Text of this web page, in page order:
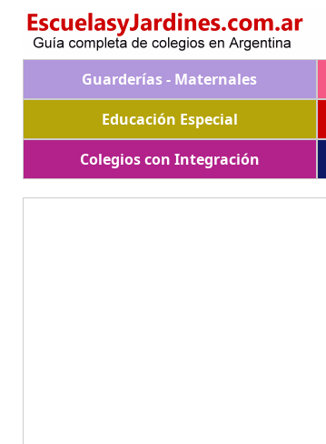
Guarderías - Maternales
Educación Especial
Colegios con Integración